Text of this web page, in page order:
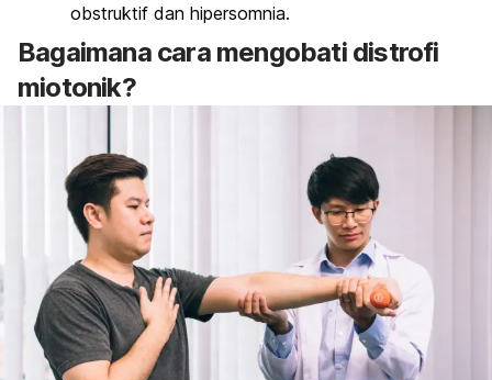
obstruktif dan hipersomnia.
Bagaimana cara mengobati distrofi
miotonik?